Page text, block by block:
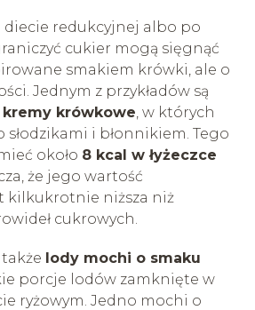
diecie redukcyjnej albo po
cukier mogą sięgnąć
smakiem krówki, ale o
Jednym z przykładów są
krówkowe, w których
i błonnikiem. Tego
około 8 kcal w łyżeczce
że jego wartość
kilkukrotnie niższa niż
cukrowych.
lody mochi o smaku
porcje lodów zamknięte w
ryżowym. Jedno mochi o